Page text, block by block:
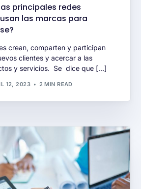
principales redes
las marcas para
crean, comparten y participan
clientes y acercar a las
y servicios. Se dice que […]
12, 2023 2 MIN READ